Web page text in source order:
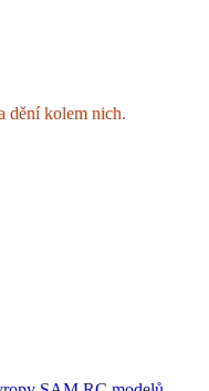
dění kolem nich.